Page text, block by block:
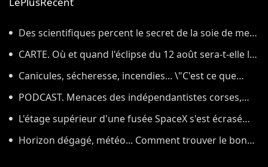
Des scientifiques percent le secret de la soie de mer,
le tissu qui a inspiré la légende de la toison d'or
CARTE. Où et quand l'éclipse du 12 août sera-t-elle la
plus impressionnante dans l'Hexagone ?
Canicules, sécheresse, incendies... \"C'est ce que
nous avions prévu\
PODCAST. Menaces des indépendantistes corses,
effets psychologiques des incendies et Nuits des
étoiles : ça dit quoi ce 7 août ?
L'étage supérieur d'une fusée SpaceX s'est écrasé
sur la Lune, comme prévu par les scientifiques
Horizon dégagé, météo... Comment trouver le bon